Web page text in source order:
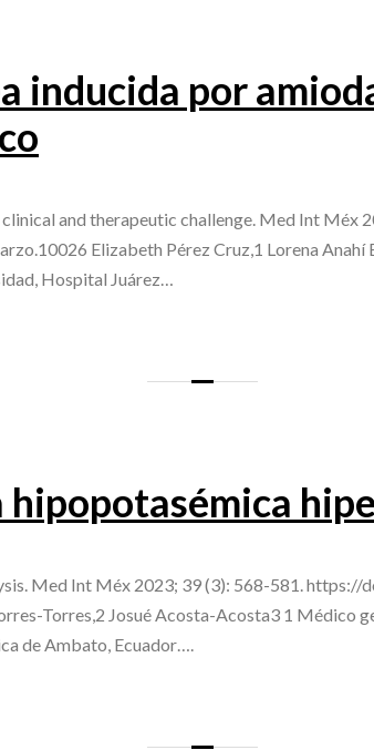
inducida por
and therapeutic challenge. Med Int Méx
Elizabeth Pérez Cruz,1 Lorena Anahí
Hospital Juárez…
hipopotasémica
Med Int Méx 2023; 39 (3): 568-581. https://
Torres,2 Josué Acosta-Acosta3 1 Médico
de Ambato, Ecuador….